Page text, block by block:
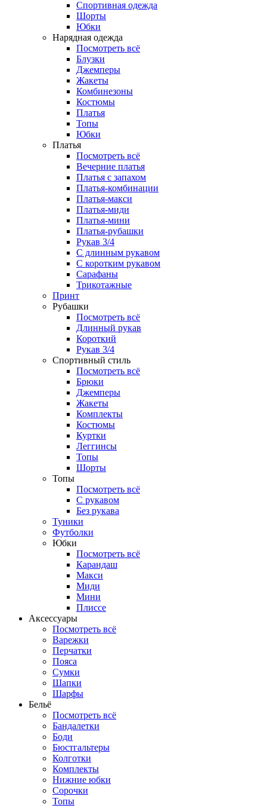
Спортивная одежда
Шорты
Юбки
Нарядная одежда
Посмотреть всё
Блузки
Джемперы
Жакеты
Комбинезоны
Костюмы
Платья
Топы
Юбки
Платья
Посмотреть всё
Вечерние платья
Платья с запахом
Платья-комбинации
Платья-макси
Платья-миди
Платья-мини
Платья-рубашки
Рукав 3/4
С длинным рукавом
С коротким рукавом
Сарафаны
Трикотажные
Принт
Рубашки
Посмотреть всё
Длинный рукав
Короткий
Рукав 3/4
Спортивный стиль
Посмотреть всё
Брюки
Джемперы
Жакеты
Комплекты
Костюмы
Куртки
Леггинсы
Топы
Шорты
Топы
Посмотреть всё
C рукавом
Без рукава
Туники
Футболки
Юбки
Посмотреть всё
Карандаш
Макси
Миди
Мини
Плиссе
Аксессуары
Посмотреть всё
Варежки
Перчатки
Пояса
Сумки
Шапки
Шарфы
Бельё
Посмотреть всё
Бандалетки
Боди
Бюстгальтеры
Колготки
Комплекты
Нижние юбки
Сорочки
Топы